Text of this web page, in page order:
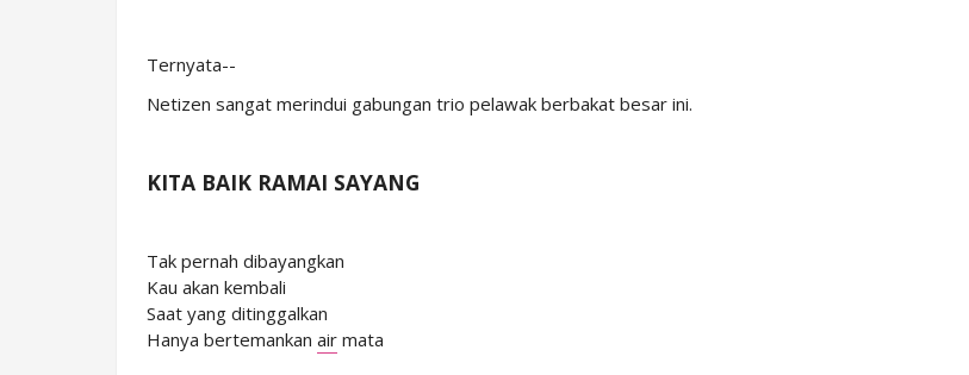
Ternyata--
Netizen sangat merindui gabungan trio pelawak berbakat besar ini.
KITA BAIK RAMAI SAYANG
Tak pernah dibayangkan
Kau akan kembali
Saat yang ditinggalkan
Hanya bertemankan air mata